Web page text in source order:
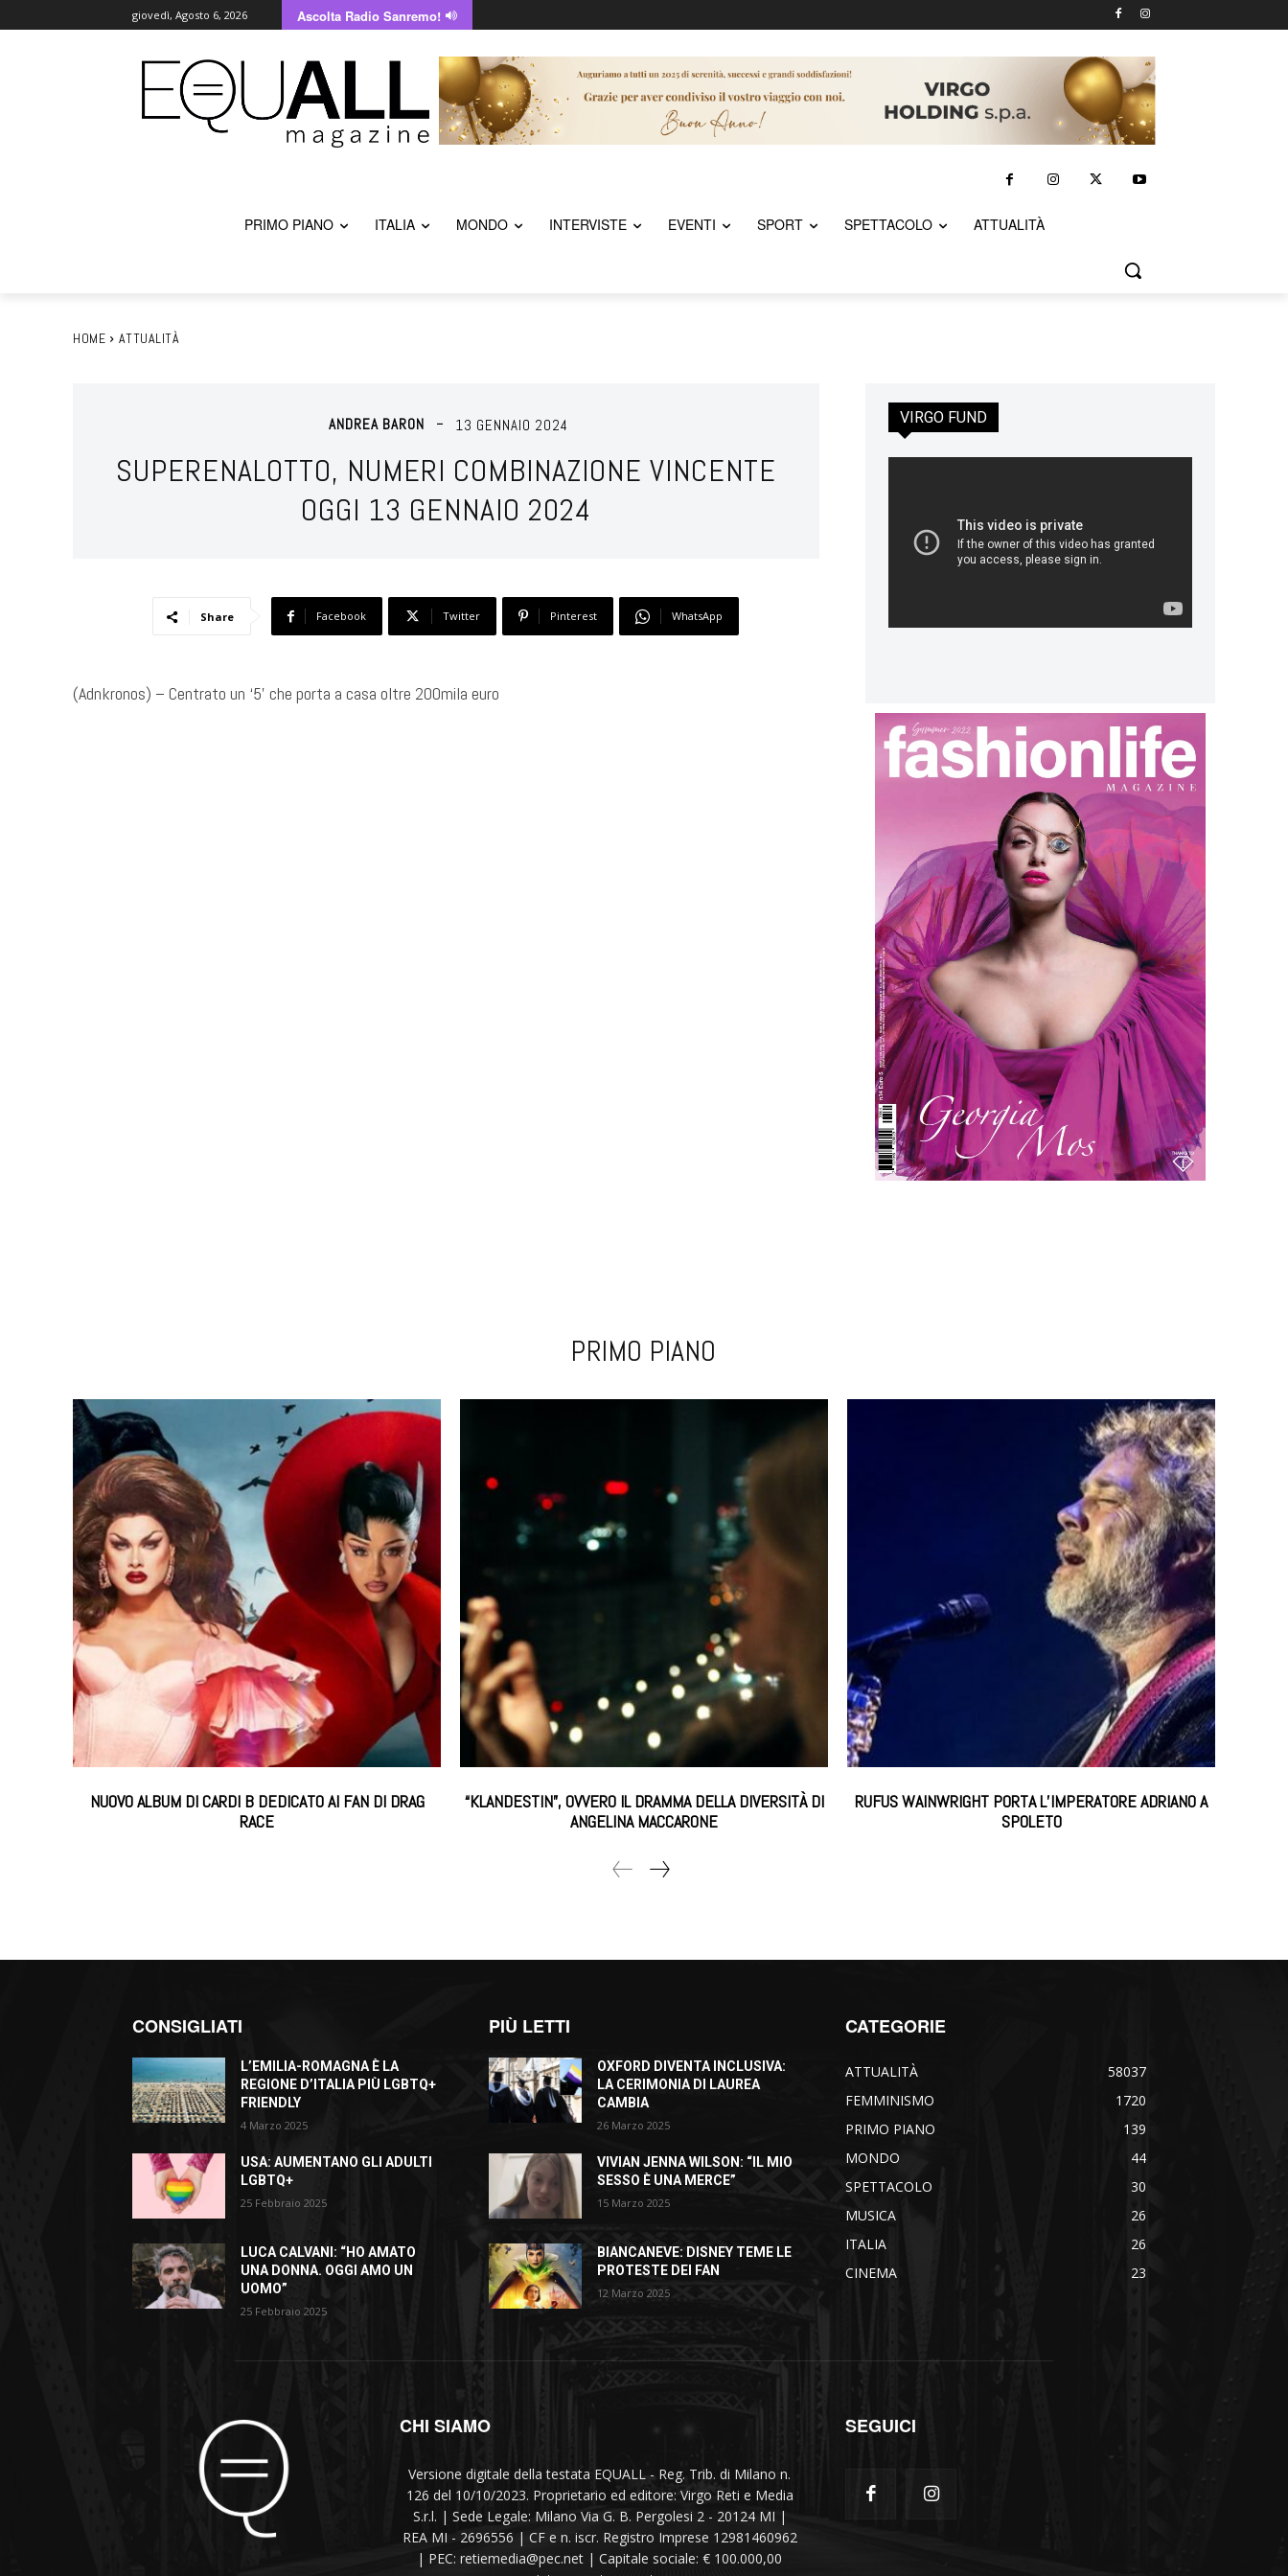
giovedì, Agosto 6, 2026 Ascolta Radio Sanremo!
PRIMO PIANO ITALIA MONDO INTERVISTE EVENTI SPORT SPETTACOLO ATTUALITÀ
HOME ATTUALITÀ
ANDREA BARON 13 GENNAIO 2024
SUPERENALOTTO, NUMERI COMBINAZIONE VINCENTE
OGGI 13 GENNAIO 2024
Share Facebook Twitter Pinterest WhatsApp
(Adnkronos) – Centrato un ‘5’ che porta a casa oltre 200mila euro
VIRGO FUND
PRIMO PIANO
NUOVO ALBUM DI CARDI B DEDICATO AI FAN DI DRAG
RACE
“KLANDESTIN”, OVVERO IL DRAMMA DELLA DIVERSITÀ DI
ANGELINA MACCARONE
RUFUS WAINWRIGHT PORTA L’IMPERATORE ADRIANO A
SPOLETO
CONSIGLIATI
L’EMILIA-ROMAGNA È LA
REGIONE D’ITALIA PIÙ LGBTQ+
FRIENDLY
4 Marzo 2025
USA: AUMENTANO GLI ADULTI
LGBTQ+
25 Febbraio 2025
LUCA CALVANI: “HO AMATO
UNA DONNA. OGGI AMO UN
UOMO”
25 Febbraio 2025
PIÙ LETTI
OXFORD DIVENTA INCLUSIVA:
LA CERIMONIA DI LAUREA
CAMBIA
26 Marzo 2025
VIVIAN JENNA WILSON: “IL MIO
SESSO È UNA MERCE”
15 Marzo 2025
BIANCANEVE: DISNEY TEME LE
PROTESTE DEI FAN
12 Marzo 2025
CATEGORIE
ATTUALITÀ
58037
FEMMINISMO
1720
PRIMO PIANO
139
MONDO
44
SPETTACOLO
30
MUSICA
26
ITALIA
26
CINEMA
23
CHI SIAMO
Versione digitale della testata EQUALL - Reg. Trib. di Milano n.
126 del 10/10/2023. Proprietario ed editore: Virgo Reti e Media
S.r.l. | Sede Legale: Milano Via G. B. Pergolesi 2 - 20124 MI |
REA MI - 2696556 | CF e n. iscr. Registro Imprese 12981460962
| PEC: retiemedia@pec.net | Capitale sociale: € 100.000,00
SEGUICI